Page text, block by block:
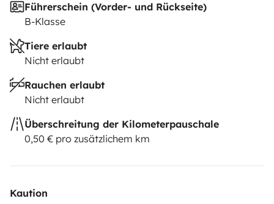
Führerschein (Vorder- und Rückseite)
B-Klasse
Tiere erlaubt
Nicht erlaubt
Rauchen erlaubt
Nicht erlaubt
Überschreitung der Kilometerpauschale
0,50 € pro zusätzlichem km
Kaution